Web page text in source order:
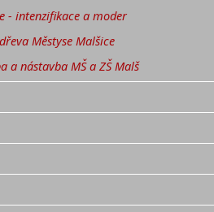
- intenzifikace a moder
Městyse Malšice
a nástavba MŠ a ZŠ Malš